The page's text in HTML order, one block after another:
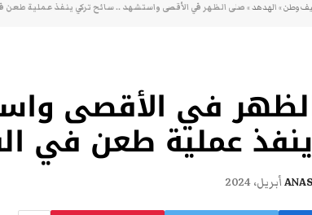
وطن»الهدهد»صلى الظهر في الأقصى واستشهد .. سائح تركي ينفذ عملية
في الأقصى
عملية طعن في